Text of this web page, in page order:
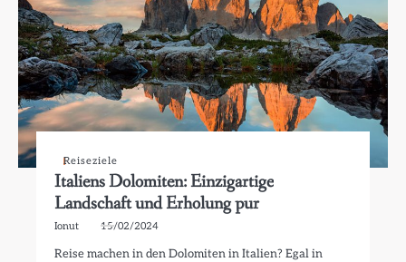
Reiseziele
Italiens Dolomiten: Einzigartige
Landschaft und Erholung pur
Ionut 15/02/2024
Reise machen in den Dolomiten in Italien? Egal in